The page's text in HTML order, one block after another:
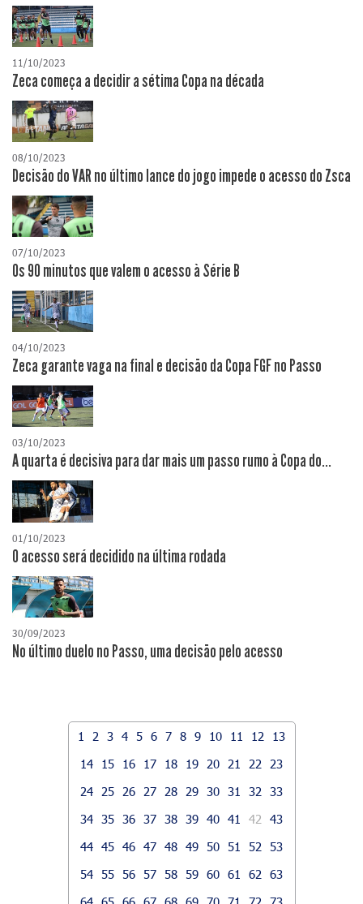
11/10/2023
Zeca começa a decidir a sétima Copa na década
08/10/2023
Decisão do VAR no último lance do jogo impede o acesso do Zsca
07/10/2023
Os 90 minutos que valem o acesso à Série B
04/10/2023
Zeca garante vaga na final e decisão da Copa FGF no Passo
03/10/2023
A quarta é decisiva para dar mais um passo rumo à Copa do...
01/10/2023
O acesso será decidido na última rodada
30/09/2023
No último duelo no Passo, uma decisão pelo acesso
1 2 3 4 5 6 7 8 9 10 11 12
13
14
15 16 17 18 19 20 21 22
23
24
25 26 27 28 29 30 31 32
33
34 35 36 37 38 39 40 41 42
43
44 45 46 47 48 49 50 51 52
53
54 55 56 57 58 59 60 61 62
63